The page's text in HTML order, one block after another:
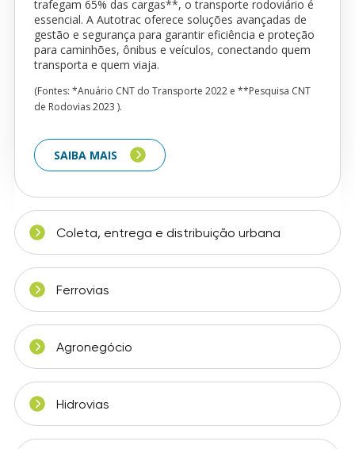
Economia no
transporte
Todo um ecossistema desenvolvido
desempenhoda sua operação.
SAIBA MAIS
trafegam 65% das cargas**, o transporte rodoviário é
essencial. A Autotrac oferece soluções avançadas de
gestão e segurança para garantir eficiência e proteção
para caminhões, ônibus e veículos, conectando quem
transporta e quem viaja.
(Fontes: *Anuário CNT do Transporte 2022 e **Pesquisa CNT
de Rodovias 2023 ).
SAIBA MAIS
Coleta, entrega e distribuição urbana
Ferrovias
Agronegócio
Hidrovias